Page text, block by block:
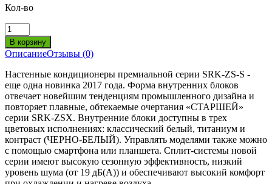
Кол-во
ОписаниеОтзывы (0)
Настенные кондиционеры премиальной серии SRK-ZS-S -
еще одна новинка 2017 года. Форма внутренних блоков
отвечает новейшим тенденциям промышленного дизайна и
повторяет плавные, обтекаемые очертания «СТАРШЕЙ»
серии SRK-ZSX. Внутренние блоки доступны в трех
цветовых исполнениях: классический белый, титаниум и
контраст (ЧЕРНО-БЕЛЫЙ). Управлять моделями также можно
с помощью смартфона или планшета. Сплит-системы новой
серии имеют высокую сезонную эффективность, низкий
уровень шума (от 19 дБ(А)) и обеспечивают высокий комфорт